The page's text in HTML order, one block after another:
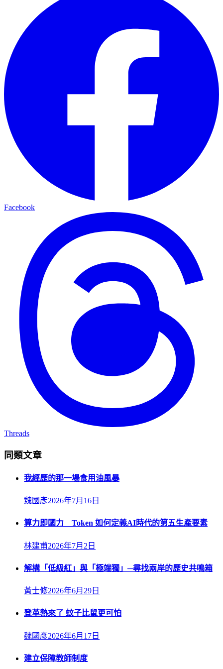
Facebook
Threads
同類文章
我經歷的那一場食用油風暴
魏國彥2026年7月16日
算力即國力 Token 如何定義AI時代的第五生產要素
林建甫2026年7月2日
解構「低級紅」與「極端獨」─尋找兩岸的歷史共鳴箱
黃士修2026年6月29日
登革熱來了 蚊子比鼠更可怕
魏國彥2026年6月17日
建立保障教師制度